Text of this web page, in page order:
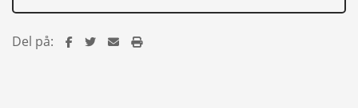
Del på: